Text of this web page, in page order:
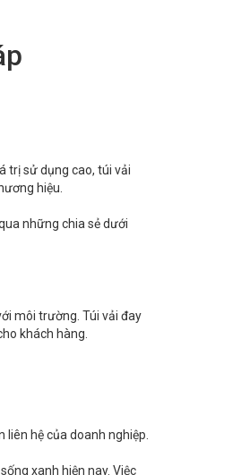
trị sử dụng cao, túi vải
hiệu.
những chia sẻ dưới
môi trường. Túi vải đay
khách hàng.
hệ của doanh nghiệp.
xanh hiện nay. Việc